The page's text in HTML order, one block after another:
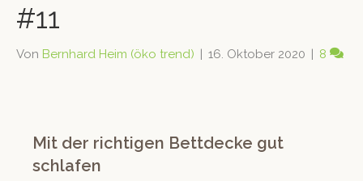
#11
Von Bernhard Heim (öko trend) 16. Oktober 2020 8
Mit der richtigen Bettdecke gut
schlafen